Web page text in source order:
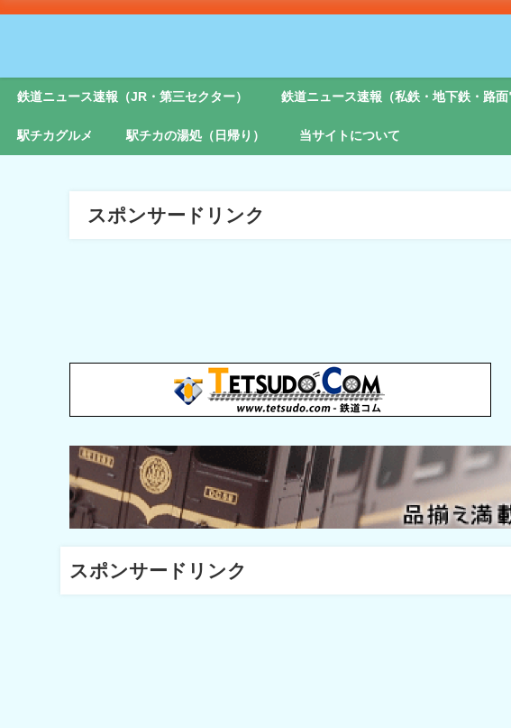
鉄道ニュース速報（JR・第三セクター） 鉄道ニュース速報（私鉄・地下鉄・路面
駅チカグルメ 駅チカの湯処（日帰り） 当サイトについて
スポンサードリンク
スポンサードリンク